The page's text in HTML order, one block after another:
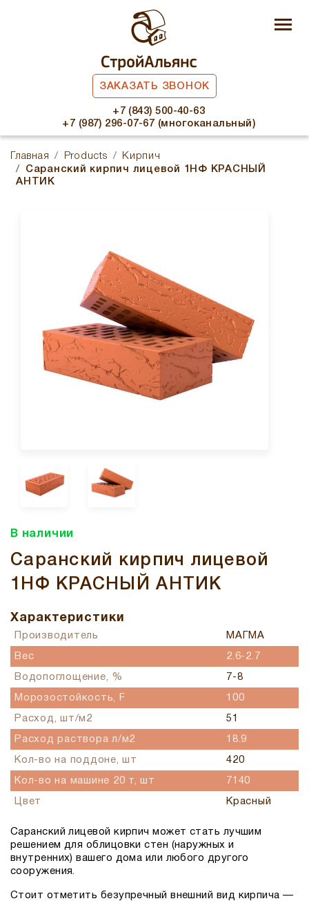
ЗАКАЗАТЬ ЗВОНОК
+7 (843) 500-40-63
+7 (987) 296-07-67 (многоканальный)
Главная Products
Кирпич
Саранский кирпич лицевой 1НФ КРАСНЫЙ
АНТИК
В наличии
Саранский кирпич лицевой
1НФ КРАСНЫЙ АНТИК
Характеристики
Производитель МАГМА
Вес 2.6-2.7
Водопоглощение, % 7-8
Морозостойкость, F 100
Расход, шт/м2 51
Расход раствора л/м2 18.9
Кол-во на поддоне, шт 420
Кол-во на машине 20 т, шт 7140
Цвет Красный
Саранский лицевой кирпич может стать лучшим
решением для облицовки стен (наружных и
внутренних) вашего дома или любого другого
сооружения.
Стоит отметить безупречный внешний вид кирпича —